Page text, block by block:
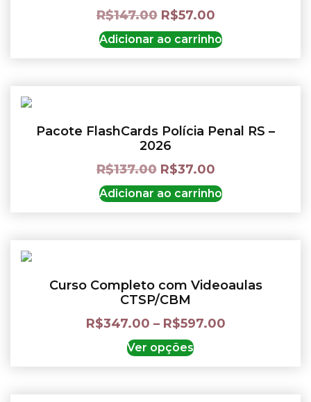
R$147.00 R$57.00
Adicionar ao carrinho
Pacote FlashCards Polícia Penal RS –
2026
R$137.00 R$37.00
Adicionar ao carrinho
Curso Completo com Videoaulas
CTSP/CBM
R$347.00 – R$597.00
Ver opções